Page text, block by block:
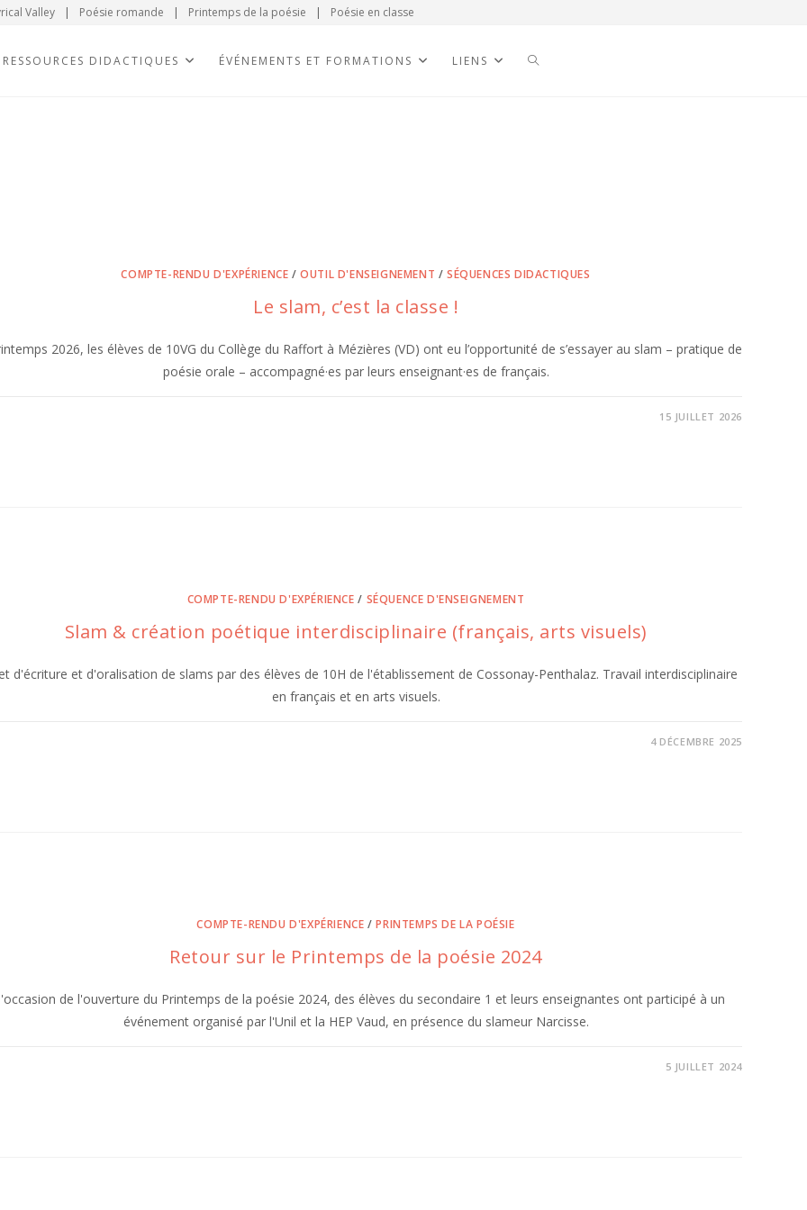
Valley | Poésie romande | Printemps de la poésie | Poésie en classe
RESSOURCES DIDACTIQUES ÉVÉNEMENTS ET FORMATIONS LIENS
COMPTE-RENDU D'EXPÉRIENCE /OUTIL D'ENSEIGNEMENT /SÉQUENCES DIDACTIQUES
Le slam, c’est la classe !
2026, les élèves de 10VG du Collège du Raffort à Mézières (VD) ont eu l’opportunité de s’essayer au slam – pratique de
poésie orale – accompagné·es par leurs enseignant·es de français.
15 JUILLET 2026
COMPTE-RENDU D'EXPÉRIENCE / SÉQUENCE D'ENSEIGNEMENT
Slam & création poétique interdisciplinaire (français, arts visuels)
d'écriture et d'oralisation de slams par des élèves de 10H de l'établissement de Cossonay-Penthalaz. Travail interdisciplinaire
en français et en arts visuels.
4 DÉCEMBRE 2025
COMPTE-RENDU D'EXPÉRIENCE /PRINTEMPS DE LA POÉSIE
Retour sur le Printemps de la poésie 2024
de l'ouverture du Printemps de la poésie 2024, des élèves du secondaire 1 et leurs enseignantes ont participé à un
événement organisé par l'Unil et la HEP Vaud, en présence du slameur Narcisse.
5 JUILLET 2024